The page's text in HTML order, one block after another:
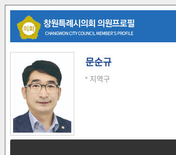
문순규
지역구